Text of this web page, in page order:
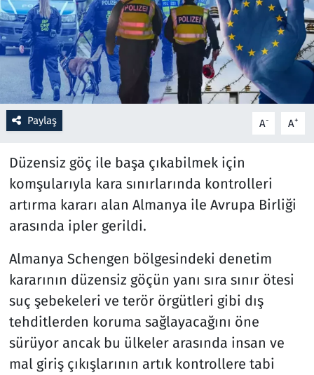
Paylaş A- A+
Düzensiz göç ile başa çıkabilmek için
komşularıyla kara sınırlarında kontrolleri
artırma kararı alan Almanya ile Avrupa Birliği
arasında ipler gerildi.
Almanya Schengen bölgesindeki denetim
kararının düzensiz göçün yanı sıra sınır ötesi
suç şebekeleri ve terör örgütleri gibi dış
tehditlerden koruma sağlayacağını öne
sürüyor ancak bu ülkeler arasında insan ve
mal giriş çıkışlarının artık kontrollere tabi
Rüya Tabirleri
Sağlık
Savunma Sanayi
Seçim 2023
Spor
Teknoloji ve Bilim
Televizyon